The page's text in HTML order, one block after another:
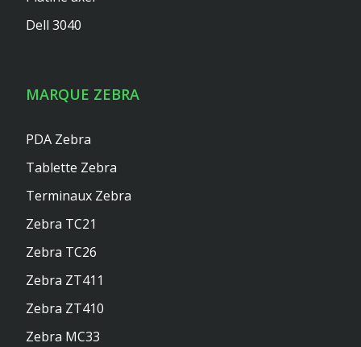
Dell 3040
MARQUE ZEBRA
PDA Zebra
Tablette Zebra
Terminaux Zebra
Zebra TC21
Zebra TC26
Zebra ZT411
Zebra ZT410
Zebra MC33